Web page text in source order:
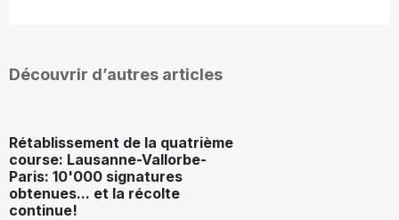
Découvrir d’autres articles
Rétablissement de la quatrième
course: Lausanne-Vallorbe-
Paris: 10'000 signatures
obtenues... et la récolte
continue!